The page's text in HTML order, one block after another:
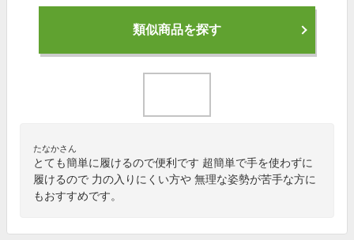
類似商品を探す
たなかさん
とても簡単に履けるので便利です 超簡単で手を使わずに
履けるので 力の入りにくい方や 無理な姿勢が苦手な方に
もおすすめです。